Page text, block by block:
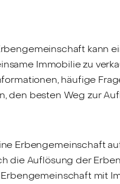
kann
Immobilie zu
häufige
den besten Weg zur
Erbengemeinschaft
die Auflösung der
mit